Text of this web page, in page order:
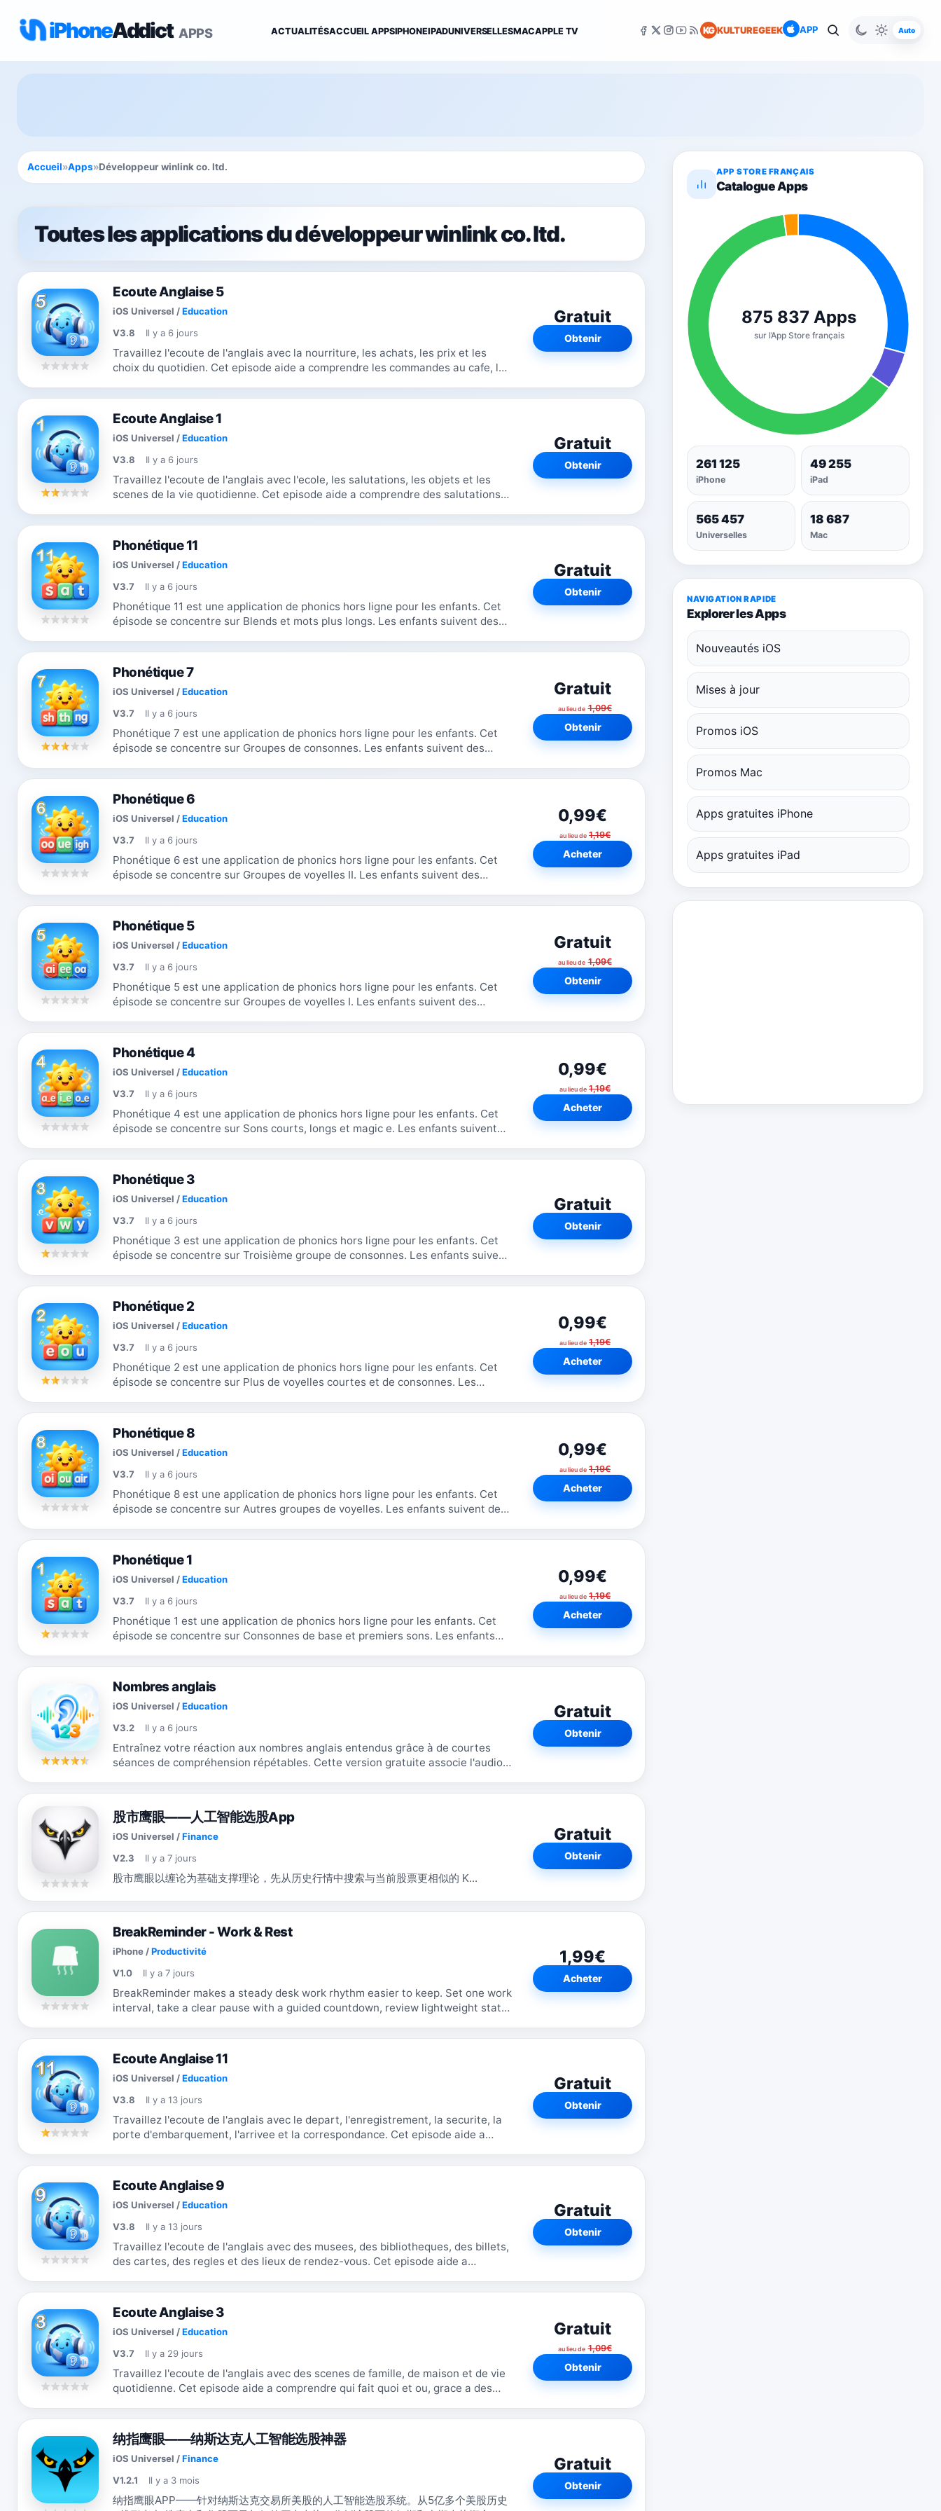
iPhoneAddict APPS ACTUALITÉSACCUEIL APPSIPHONEIPADUNIVERSELLESMACAPPLE TV KG KULTUREGEEK APP Auto
Accueil»Apps»Développeur winlink co. ltd.
Toutes les applications du développeur winlink co. ltd.
Ecoute Anglaise 5
iOS Universel /Education
V3.8
Il y a 6 jours
Travaillez l'ecoute de l'anglais avec la nourriture, les achats, les prix et les
choix du quotidien. Cet episode aide a comprendre les commandes au cafe, les
Gratuit
Obtenir
Ecoute Anglaise 1
iOS Universel /Education
V3.8
Il y a 6 jours
Travaillez l'ecoute de l'anglais avec l'ecole, les salutations, les objets et les
scenes de la vie quotidienne. Cet episode aide a comprendre des salutations
Gratuit
Obtenir
Phonétique 11
iOS Universel /Education
V3.7
Il y a 6 jours
Phonétique 11 est une application de phonics hors ligne pour les enfants. Cet
épisode se concentre sur Blends et mots plus longs. Les enfants suivent des
Gratuit
Obtenir
Phonétique 7
iOS Universel /Education
V3.7
Il y a 6 jours
Phonétique 7 est une application de phonics hors ligne pour les enfants. Cet
épisode se concentre sur Groupes de consonnes. Les enfants suivent des
Gratuit
au lieu de 1,09€
Obtenir
Phonétique 6
iOS Universel /Education
V3.7
Il y a 6 jours
Phonétique 6 est une application de phonics hors ligne pour les enfants. Cet
épisode se concentre sur Groupes de voyelles II. Les enfants suivent des
0,99€
au lieu de 1,19€
Acheter
Phonétique 5
iOS Universel /Education
V3.7
Il y a 6 jours
Phonétique 5 est une application de phonics hors ligne pour les enfants. Cet
épisode se concentre sur Groupes de voyelles I. Les enfants suivent des
Gratuit
au lieu de 1,09€
Obtenir
Phonétique 4
iOS Universel /Education
V3.7
Il y a 6 jours
Phonétique 4 est une application de phonics hors ligne pour les enfants. Cet
épisode se concentre sur Sons courts, longs et magic e. Les enfants suivent
0,99€
au lieu de 1,19€
Acheter
Phonétique 3
iOS Universel /Education
V3.7
Il y a 6 jours
Phonétique 3 est une application de phonics hors ligne pour les enfants. Cet
épisode se concentre sur Troisième groupe de consonnes. Les enfants suivent
Gratuit
Obtenir
Phonétique 2
iOS Universel /Education
V3.7
Il y a 6 jours
Phonétique 2 est une application de phonics hors ligne pour les enfants. Cet
épisode se concentre sur Plus de voyelles courtes et de consonnes. Les
0,99€
au lieu de 1,19€
Acheter
Phonétique 8
iOS Universel /Education
V3.7
Il y a 6 jours
Phonétique 8 est une application de phonics hors ligne pour les enfants. Cet
épisode se concentre sur Autres groupes de voyelles. Les enfants suivent des
0,99€
au lieu de 1,19€
Acheter
Phonétique 1
iOS Universel /Education
V3.7
Il y a 6 jours
Phonétique 1 est une application de phonics hors ligne pour les enfants. Cet
épisode se concentre sur Consonnes de base et premiers sons. Les enfants
0,99€
au lieu de 1,19€
Acheter
Nombres anglais
iOS Universel /Education
V3.2
Il y a 6 jours
Entraînez votre réaction aux nombres anglais entendus grâce à de courtes
séances de compréhension répétables. Cette version gratuite associe l'audio à
Gratuit
Obtenir
股市鹰眼——人工智能选股App
iOS Universel /Finance
V2.3
Il y a 7 jours
股市鹰眼以缠论为基础支撑理论，先从历史行情中搜索与当前股票更相似的 K...
Gratuit
Obtenir
BreakReminder - Work & Rest
iPhone /Productivité
V1.0
Il y a 7 jours
BreakReminder makes a steady desk work rhythm easier to keep. Set one work
interval, take a clear pause with a guided countdown, review lightweight stats,
1,99€
Acheter
Ecoute Anglaise 11
iOS Universel /Education
V3.8
Il y a 13 jours
Travaillez l'ecoute de l'anglais avec le depart, l'enregistrement, la securite, la
porte d'embarquement, l'arrivee et la correspondance. Cet episode aide a
Gratuit
Obtenir
Ecoute Anglaise 9
iOS Universel /Education
V3.8
Il y a 13 jours
Travaillez l'ecoute de l'anglais avec des musees, des bibliotheques, des billets,
des cartes, des regles et des lieux de rendez-vous. Cet episode aide a
Gratuit
Obtenir
Ecoute Anglaise 3
iOS Universel /Education
V3.7
Il y a 29 jours
Travaillez l'ecoute de l'anglais avec des scenes de famille, de maison et de vie
quotidienne. Cet episode aide a comprendre qui fait quoi et ou, grace a des
Gratuit
au lieu de 1,09€
Obtenir
纳指鹰眼——纳斯达克人工智能选股神器
iOS Universel /Finance
V1.2.1
Il y a 3 mois
纳指鹰眼APP——针对纳斯达克交易所美股的人工智能选股系统。从5亿多个美股历史
Gratuit
Obtenir
APP STORE FRANÇAIS
Catalogue Apps
261 125
iPhone
49 255
iPad
565 457
Universelles
18 687
Mac
NAVIGATION RAPIDE
Explorer les Apps
Nouveautés iOS
Mises à jour
Promos iOS
Promos Mac
Apps gratuites iPhone
Apps gratuites iPad